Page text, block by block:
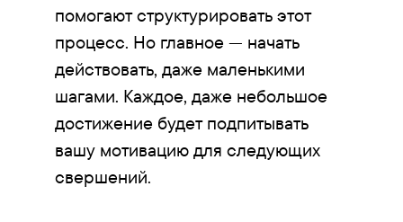
помогают структурировать этот
процесс. Но главное — начать
действовать, даже маленькими
шагами. Каждое, даже небольшое
достижение будет подпитывать
вашу мотивацию для следующих
свершений.